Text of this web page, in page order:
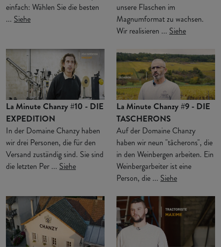
einfach: Wählen Sie die besten
... Siehe
unsere Flaschen im
Magnumformat zu wachsen.
Wir realisieren ... Siehe
La Minute Chanzy #10 - DIE
EXPEDITION
In der Domaine Chanzy haben
wir drei Personen, die für den
Versand zuständig sind. Sie sind
die letzten Per ... Siehe
La Minute Chanzy #9 - DIE
TASCHERONS
Auf der Domaine Chanzy
haben wir neun "tâcherons", die
in den Weinbergen arbeiten. Ein
Weinbergarbeiter ist eine
Person, die ... Siehe